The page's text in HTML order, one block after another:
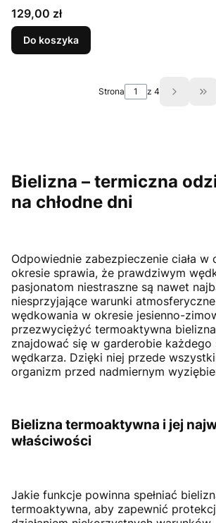
Cena
129,00 zł
Do koszyka
Strona z 4
Bielizna – termiczna
na chłodne dni
Odpowiednie zabezpieczenie ciała w
okresie sprawia, że prawdziwym
pasjonatom niestraszne są nawet
niesprzyjające warunki
wędkowania w okresie jesienno-
przezwyciężyć termoaktywna
znajdować się w garderobie każdego
wędkarza. Dzięki niej przede
organizm przed nadmiernym
Bielizna termoaktywna i jej
właściwości
Jakie funkcje powinna spełniać
termoaktywna, aby zapewnić